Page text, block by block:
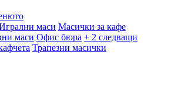
маси Масички за кафе
маси Офис бюра + 2 следващи
Трапезни масички